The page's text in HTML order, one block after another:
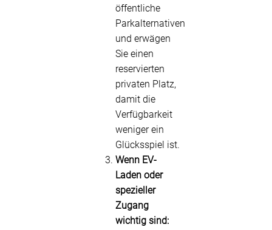
öffentliche
Parkalternativen
und erwägen
Sie einen
reservierten
privaten Platz,
damit die
Verfügbarkeit
weniger ein
Glücksspiel ist.
Wenn EV-
Laden oder
spezieller
Zugang
wichtig sind: